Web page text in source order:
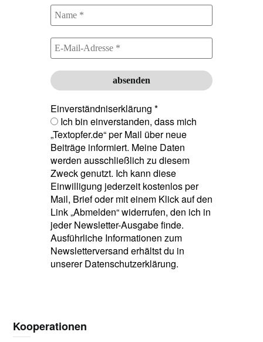
Einverständniserklärung *
Ich bin einverstanden, dass mich
„Textopfer.de“ per Mail über neue
Beiträge informiert. Meine Daten
werden ausschließlich zu diesem
Zweck genutzt. Ich kann diese
Einwilligung jederzeit kostenlos per
Mail, Brief oder mit einem Klick auf den
Link „Abmelden“ widerrufen, den ich in
jeder Newsletter-Ausgabe finde.
Ausführliche Informationen zum
Newsletterversand erhältst du in
unserer Datenschutzerklärung.
Kooperationen